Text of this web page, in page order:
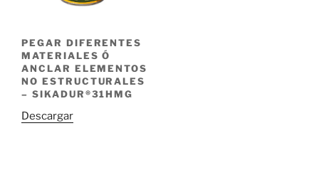
PEGAR DIFERENTES
MATERIALES Ó
ANCLAR ELEMENTOS
NO ESTRUCTURALES
– SIKADUR®31HMG
Descargar